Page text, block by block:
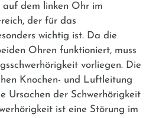
dem linken Ohr im
der für das
wichtig ist. Da die
Ohren funktioniert, muss
vorliegen. Die
Knochen- und Luftleitung
Ursachen der Schwerhörigkeit
ist eine Störung im